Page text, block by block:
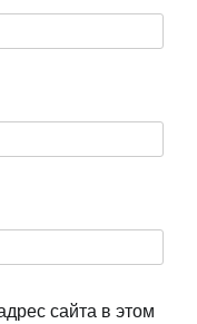
сайта в этом